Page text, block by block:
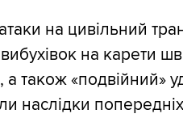
на цивільний
на карети
а також «подвійний»
наслідки